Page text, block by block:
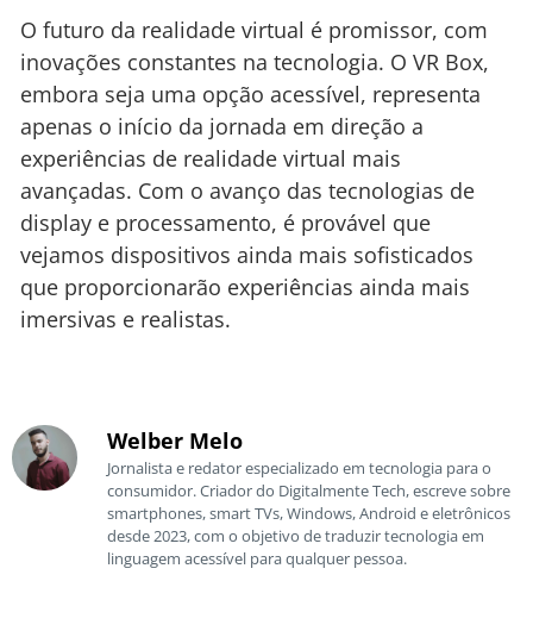
O futuro da realidade virtual é promissor, com
inovações constantes na tecnologia. O VR Box,
embora seja uma opção acessível, representa
apenas o início da jornada em direção a
experiências de realidade virtual mais
avançadas. Com o avanço das tecnologias de
display e processamento, é provável que
vejamos dispositivos ainda mais sofisticados
que proporcionarão experiências ainda mais
imersivas e realistas.
Welber Melo
Jornalista e redator especializado em tecnologia para o
consumidor. Criador do Digitalmente Tech, escreve sobre
smartphones, smart TVs, Windows, Android e eletrônicos
desde 2023, com o objetivo de traduzir tecnologia em
linguagem acessível para qualquer pessoa.